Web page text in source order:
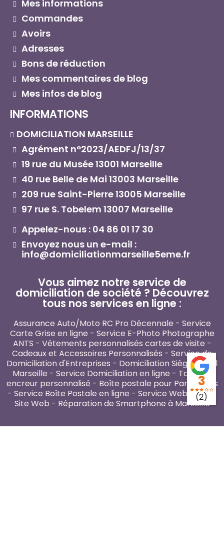
Mes informations
Commandes
Avoirs
Adresses
Bons de réduction
Mes commentaires de blog
Mes infos de blog
INFORMATIONS
DOMICILIATION MARSEILLE
Agrément n°2023/AEDFJ/13/37
19 rue du Musée 13001 Marseille
40 rue Belle de Mai 13003 Marseille
209 rue Saint-Pierre 13005 Marseille
97 rue S. Tobelem 13007 Marseille
Appelez-nous : 04 86 01 17 30
Envoyez nous un e-mail :
info@domiciliationmarseille5eme.fr
Vous aimez notre service de
domiciliation de société ? Découvrez
tous nos services en ligne :​
Assurance Auto/Moto RC Pro Décennale - Service
Carte Grise en ligne - Service E-Photo Photographe
ANTS - Vêtements personnalisés cartes de visite -
Cadeaux et Accessoires Personnalisés - Service de
Domiciliation d'Entreprises - Domiciliation Siège Social
Marseille - Service Domiciliation en ligne - Tampon
encreur personnalisé - Boîte postale pour Particuliers
- Service Boîte Postale en ligne - Service Webmaster
Site Web - Réparation de Smartphone à Marseille
3
star starstar star_border star_border
(2)